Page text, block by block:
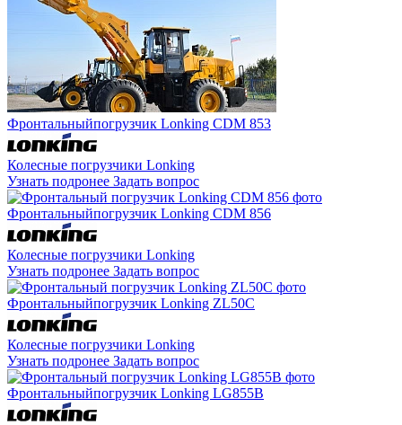
Фронтальныйпогрузчик Lonking CDM 853
Колесные погрузчики Lonking
Узнать подронее Задать вопрос
Фронтальныйпогрузчик Lonking CDM 856
Колесные погрузчики Lonking
Узнать подронее Задать вопрос
Фронтальныйпогрузчик Lonking ZL50C
Колесные погрузчики Lonking
Узнать подронее Задать вопрос
Фронтальныйпогрузчик Lonking LG855B